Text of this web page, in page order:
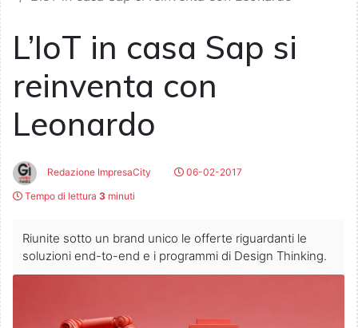
L’IoT in casa Sap si
reinventa con
Leonardo
Redazione ImpresaCity
06-02-2017
Tempo di lettura 3 minuti
Riunite sotto un brand unico le offerte riguardanti le
soluzioni end-to-end e i programmi di Design Thinking.